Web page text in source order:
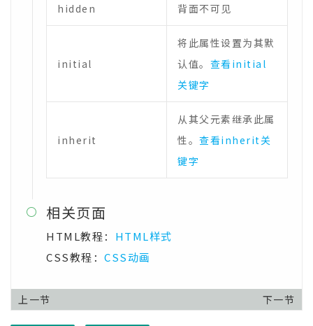
hidden 背面不可见
initial
将此属性设置为其默
认值。 查看initial
关键字
inherit
从其父元素继承此属
性。 查看inherit关
键字
 相关页面
HTML教程： HTML样式
CSS教程： CSS动画
上一节 下一节